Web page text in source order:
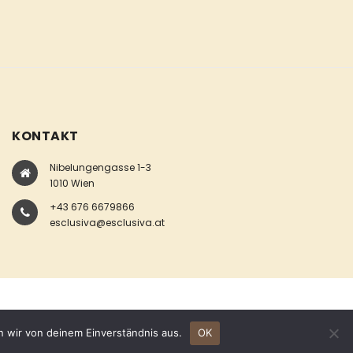
KONTAKT
Nibelungengasse 1-3
1010 Wien
+43 676 6679866
esclusiva@esclusiva.at
von deinem Einverständnis aus. OK